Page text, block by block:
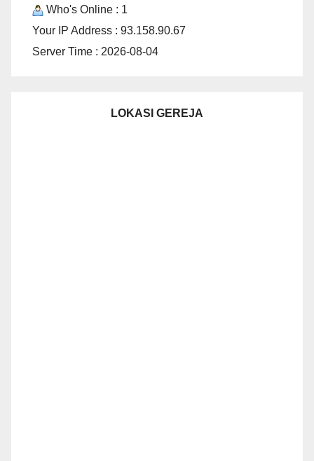
Who's Online : 1
Your IP Address : 93.158.90.67
Server Time : 2026-08-04
LOKASI GEREJA